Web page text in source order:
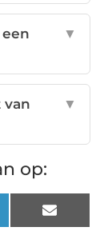
▼
van
▼
op:
Email